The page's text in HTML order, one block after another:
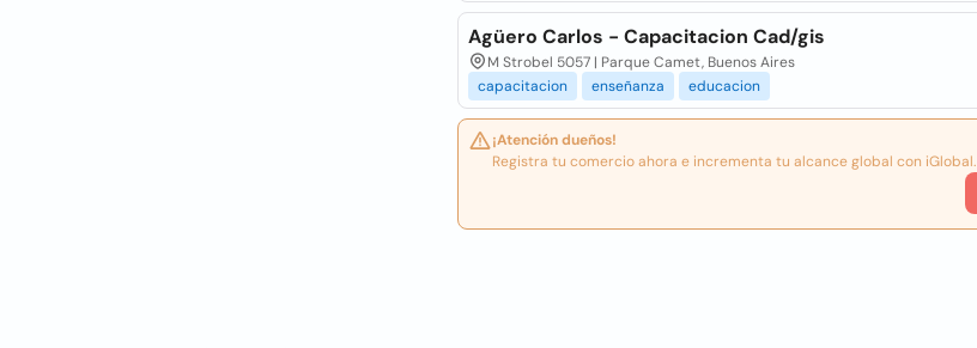
Agüero Carlos - Capacitacion Cad/gis
M Strobel 5057 | Parque Camet, Buenos Aires
capacitacion
enseñanza educacion
¡Atención dueños!
Registra tu comercio ahora e incrementa tu alcance global con iGlobal.